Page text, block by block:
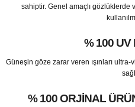
sahiptir. Genel amaçlı gözlüklerde
% 100 UV
Güneşin göze zarar veren ışınları
% 100 ORJINAL